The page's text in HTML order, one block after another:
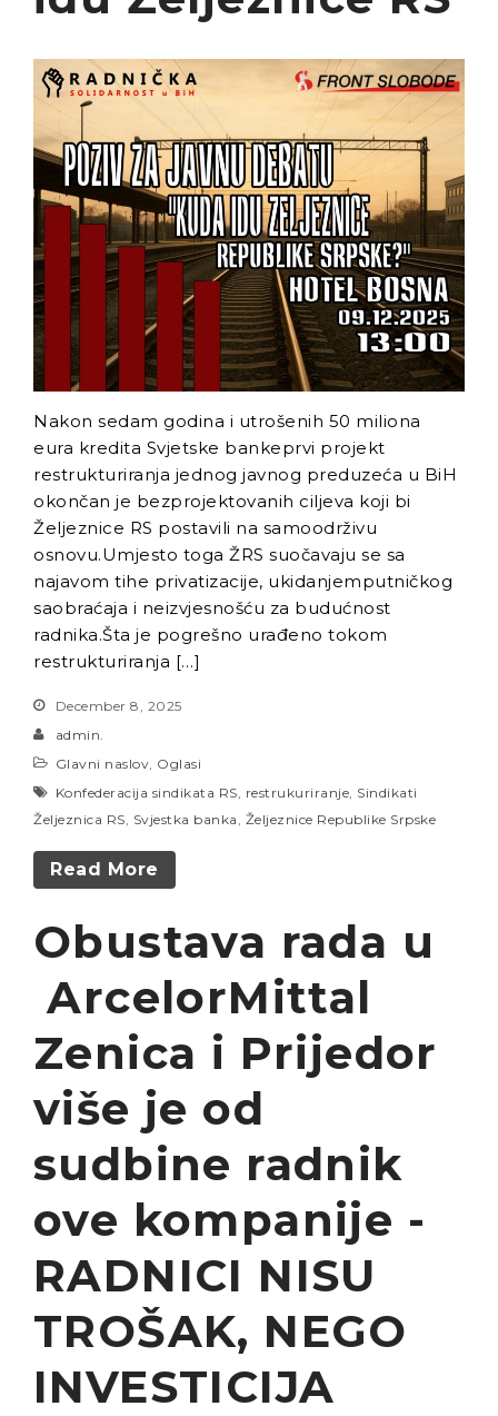
Aleksa Milojević
Zenica najavljuju štrajk:
„Sve ili ništa“
Uspon revizionizma i novi
talas ekstremne desnice
na Balkanu
Industrijski slom kao
sistemska kriza: Nova
Ljubija, Željezara Zenica i
granice održivosti bh.
ekonomije
Nakon sedam godina i utrošenih 50 miliona
eura kredita Svjetske bankeprvi projekt
restrukturiranja jednog javnog preduzeća u BiH
okončan je bezprojektovanih ciljeva koji bi
Željeznice RS postavili na samoodrživu
osnovu.Umjesto toga ŽRS suočavaju se sa
najavom tihe privatizacije, ukidanjemputničkog
saobraćaja i neizvjesnošću za budućnost
radnika.Šta je pogrešno urađeno tokom
restrukturiranja […]
December 8, 2025
admin.
Glavni naslov, Oglasi
Konfederacija sindikata RS, restrukuriranje, Sindikati
Željeznica RS, Svjestka banka, Željeznice Republike Srpske
Read More
Obustava rada u
ArcelorMittal
Zenica i Prijedor
više je od
sudbine radnik
ove kompanije -
RADNICI NISU
TROŠAK, NEGO
INVESTICIJA